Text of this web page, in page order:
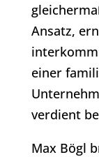
Ansatz,
einer
verdient
Max Bögl